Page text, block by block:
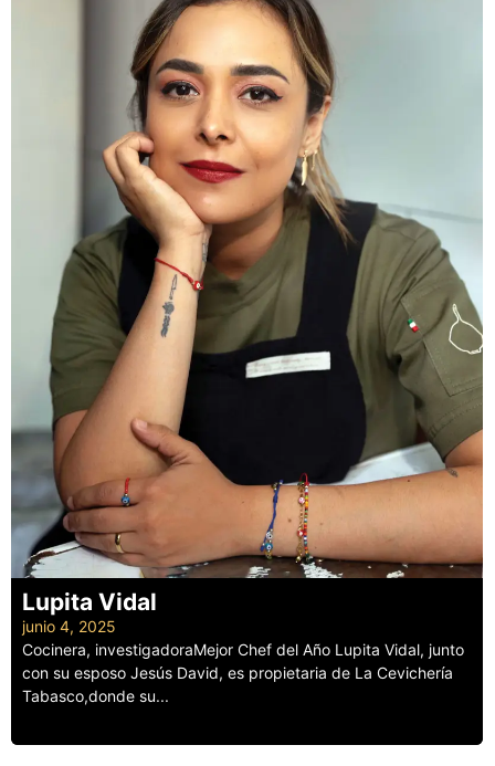
Lupita Vidal
junio 4, 2025
Cocinera, investigadoraMejor Chef del Año Lupita Vidal, junto
con su esposo Jesús David, es propietaria de La Cevichería
Tabasco,donde su...